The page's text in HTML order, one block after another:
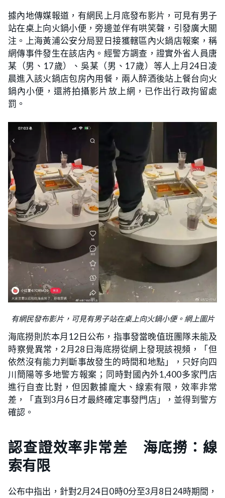
據內地傳媒報道，有網民上月底發布影片，可見有男子
站在桌上向火鍋小便，旁邊並伴有哄笑聲，引發廣大關
注。上海黃浦公安分局翌日接獲轄區內火鍋店報案，稱
網傳事件發生在該店內。經警方調查，證實外省人員唐
某（男、17歲）、吳某（男、17歲）等人上月24日凌
晨進入該火鍋店包房內用餐，兩人醉酒後站上餐台向火
鍋內小便，還將拍攝影片放上網，已作出行政拘留處
罰。
有網民發布影片，可見有男子站在桌上向火鍋小便。網上圖片
海底撈則於本月12日公布，指事發當晚值班團隊未能及
時察覺異常，2月28日海底撈從網上發現該視頻，「但
依然沒有能力判斷事故發生的時間和地點」，只好向四
川簡陽等多地警方報案；同時對國內外1,400多家門店
進行自查比對，但因數據龐大、線索有限，效率非常
差，「直到3月6日才最終確定事發門店」，並得到警方
確認。
認查證效率非常差 海底撈：線
索有限
公布中指出，針對2月24日0時0分至3月8日24時期間，